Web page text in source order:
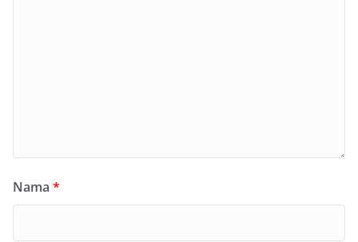
Nama *